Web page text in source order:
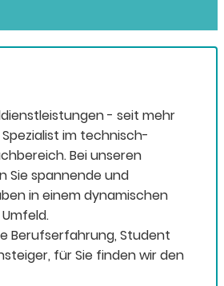
- seit mehr
im technisch-
Bei unseren
Sie spannende und
in einem dynamischen
Berufserfahrung, Student
für Sie finden wir den